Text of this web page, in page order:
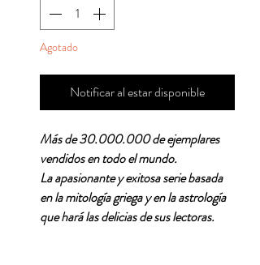
Agotado
Notificar al estar disponible
Más de 30.000.000 de ejemplares
vendidos en todo el mundo.
La apasionante y exitosa serie basada
en la mitología griega y en la astrología
que hará las delicias de sus lectoras.